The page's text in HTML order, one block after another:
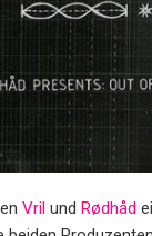
Vril und Rødhåd